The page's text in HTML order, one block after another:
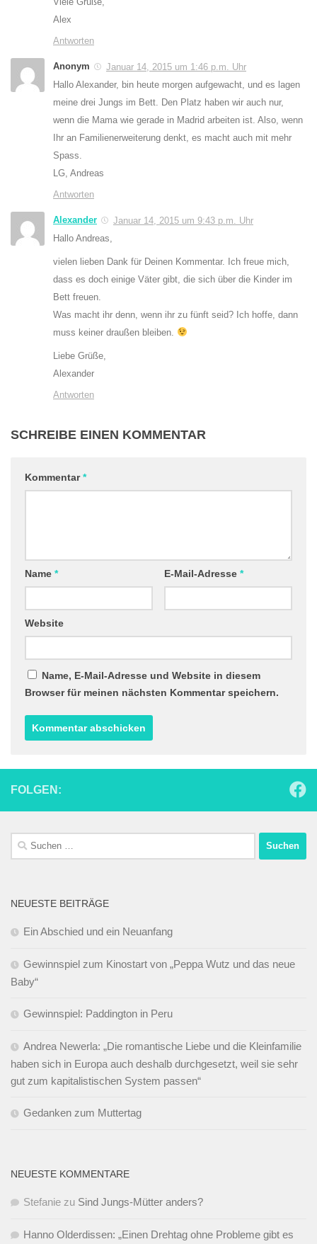
Alex
Antworten
Anonym
Januar 14, 2015 um 1:46 p.m. Uhr
Hallo Alexander, bin heute morgen aufgewacht, und es lagen
meine drei Jungs im Bett. Den Platz haben wir auch nur,
wenn die Mama wie gerade in Madrid arbeiten ist. Also, wenn
Ihr an Familienerweiterung denkt, es macht auch mit mehr
Spass.
LG, Andreas
Antworten
Alexander
Januar 14, 2015 um 9:43 p.m. Uhr
Hallo Andreas,
vielen lieben Dank für Deinen Kommentar. Ich freue mich,
dass es doch einige Väter gibt, die sich über die Kinder im
Bett freuen.
Was macht ihr denn, wenn ihr zu fünft seid? Ich hoffe, dann
muss keiner draußen bleiben.
Liebe Grüße,
Alexander
Antworten
SCHREIBE EINEN KOMMENTAR
Kommentar*
Name * E-Mail-Adresse *
Website
Name, E-Mail-Adresse und Website in diesem
Browser für meinen nächsten Kommentar speichern.
FOLGEN:
Suchen
nach:
NEUESTE BEITRÄGE
Ein Abschied und ein Neuanfang
Gewinnspiel zum Kinostart von „Peppa Wutz und das neue
Baby“
Gewinnspiel: Paddington in Peru
Andrea Newerla: „Die romantische Liebe und die Kleinfamilie
haben sich in Europa auch deshalb durchgesetzt, weil sie sehr
gut zum kapitalistischen System passen“
Gedanken zum Muttertag
NEUESTE KOMMENTARE
Stefanie zu Sind Jungs-Mütter anders?
Hanno Olderdissen: „Einen Drehtag ohne Probleme gibt es